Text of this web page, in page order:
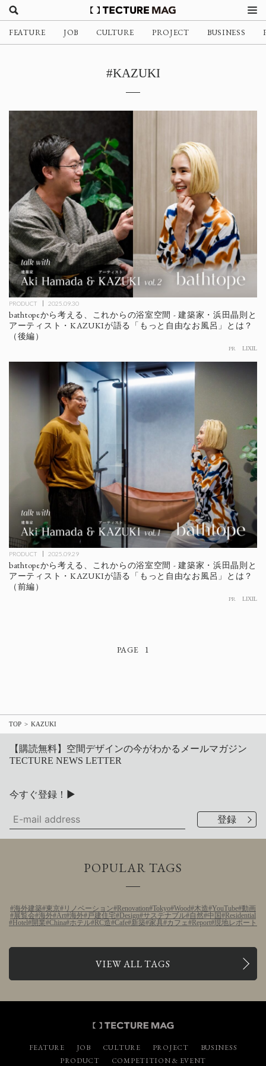
FEATURE JOB CULTURE PROJECT BUSINESS
#KAZUKI
PRODUCT 2025.09.30
bathtopeから考える、これからの浴室空間 - 建築家・浜田晶則と
アーティスト・KAZUKIが語る「もっと自由なお風呂」とは？
（後編）
PR LIXIL
PRODUCT 2025.09.29
bathtopeから考える、これからの浴室空間 - 建築家・浜田晶則と
アーティスト・KAZUKIが語る「もっと自由なお風呂」とは？
（前編）
PR LIXIL
1
TOP KAZUKI
【購読無料】空間デザインの今がわかるメールマガジン
TECTURE NEWS LETTER
今すぐ登録！▶
POPULAR TAGS
海外建築 東京 リノベーション Renovation Tokyo Wood 木造 YouTube 動画
展覧会 海外 Art 海外 戸建住宅 Design サステナブル 自然 中国
Residential
Hotel 開業 China ホテル RC造 Cafe 新築 家具 カフェ Report 現地レポート
VIEW ALL TAGS
FEATURE JOB CULTURE PROJECT
BUSINESS
PRODUCT
COMPETITION & EVENT